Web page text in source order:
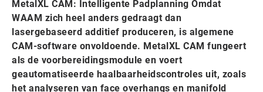
MetalXL CAM: Intelligente Padplanning Omdat
WAAM zich heel anders gedraagt dan
lasergebaseerd additief produceren, is algemene
CAM-software onvoldoende. MetalXL CAM fungeert
als de voorbereidingsmodule en voert
geautomatiseerde haalbaarheidscontroles uit, zoals
het analyseren van face overhangs en manifold